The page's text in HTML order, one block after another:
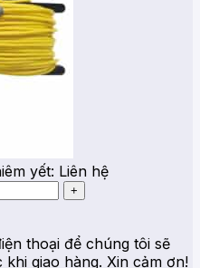
yết: Liên hệ
thoại để chúng tôi sẽ
giao hàng. Xin cảm ơn!